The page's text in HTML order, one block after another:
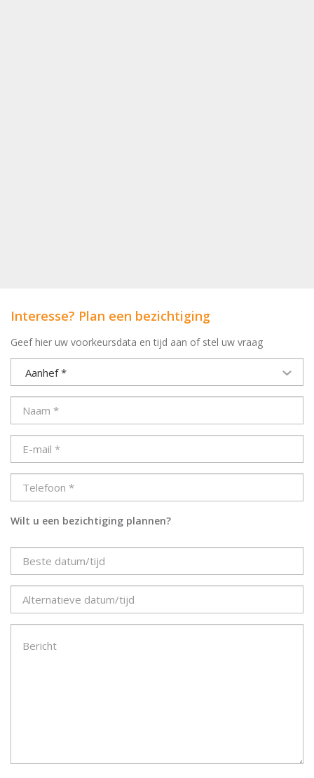
Interesse? Plan een bezichtiging
Geef hier uw voorkeursdata en tijd aan of stel uw vraag
Aanhef *
Wilt u een bezichtiging plannen?